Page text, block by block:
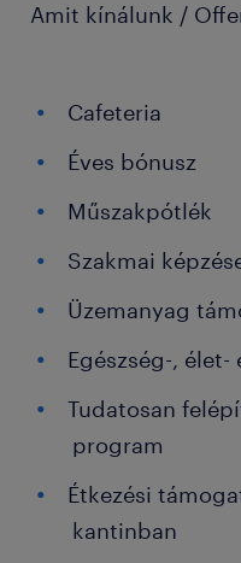
Amit kínálunk /
Cafeteria
Éves bónusz
Műszakpótlék
Szakmai
Üzemanyag
Egészség-,
Tudatosan
program
Étkezési
kantinban